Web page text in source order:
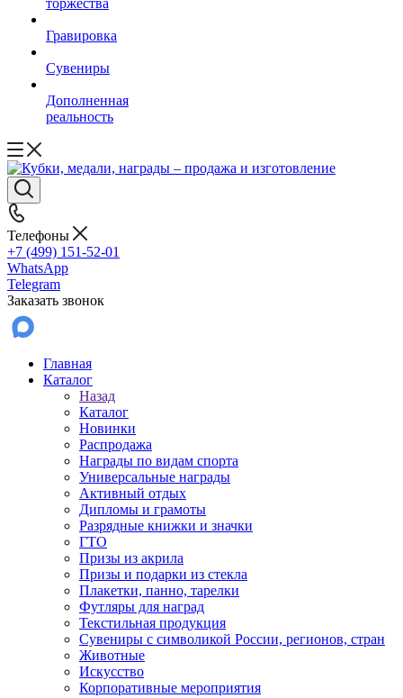
торжества
Гравировка
Сувениры
Дополненная
реальность
Телефоны
+7 (499) 151-52-01
WhatsApp
Telegram
Заказать звонок
Главная
Каталог
Назад
Каталог
Новинки
Распродажа
Награды по видам спорта
Универсальные награды
Активный отдых
Дипломы и грамоты
Разрядные книжки и значки
ГТО
Призы из акрила
Призы и подарки из стекла
Плакетки, панно, тарелки
Футляры для наград
Текстильная продукция
Сувениры с символикой России, регионов, стран
Животные
Искусство
Корпоративные мероприятия